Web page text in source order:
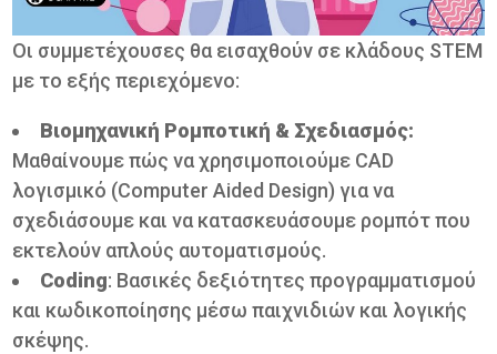
Οι συμμετέχουσες θα εισαχθούν σε κλάδους STEM
με το εξής περιεχόμενο:
Βιομηχανική Ρομποτική & Σχεδιασμός:
Μαθαίνουμε πώς να χρησιμοποιούμε CAD
λογισμικό (Computer Aided Design) για να
σχεδιάσουμε και να κατασκευάσουμε ρομπότ που
εκτελούν απλούς αυτοματισμούς.
Coding: Βασικές δεξιότητες προγραμματισμού
και κωδικοποίησης μέσω παιχνιδιών και λογικής
σκέψης.